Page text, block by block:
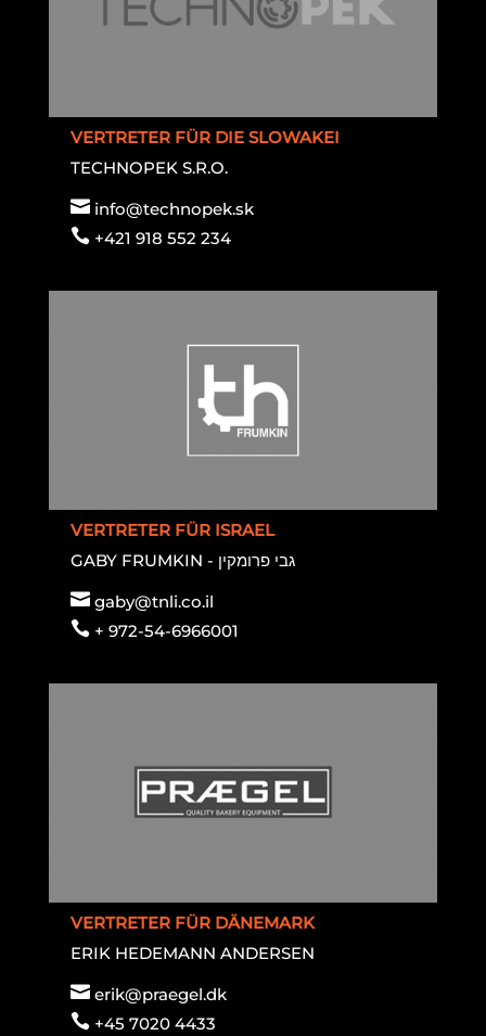
VERTRETER FÜR DIE SLOWAKEI
TECHNOPEK S.R.O.
 info@technopek.sk
 +421 918 552 234
VERTRETER FÜR ISRAEL
GABY FRUMKIN - גבי פרומקין
 gaby@tnli.co.il
 + 972-54-6966001
VERTRETER FÜR DÄNEMARK
ERIK HEDEMANN ANDERSEN
 erik@praegel.dk
 +45 7020 4433